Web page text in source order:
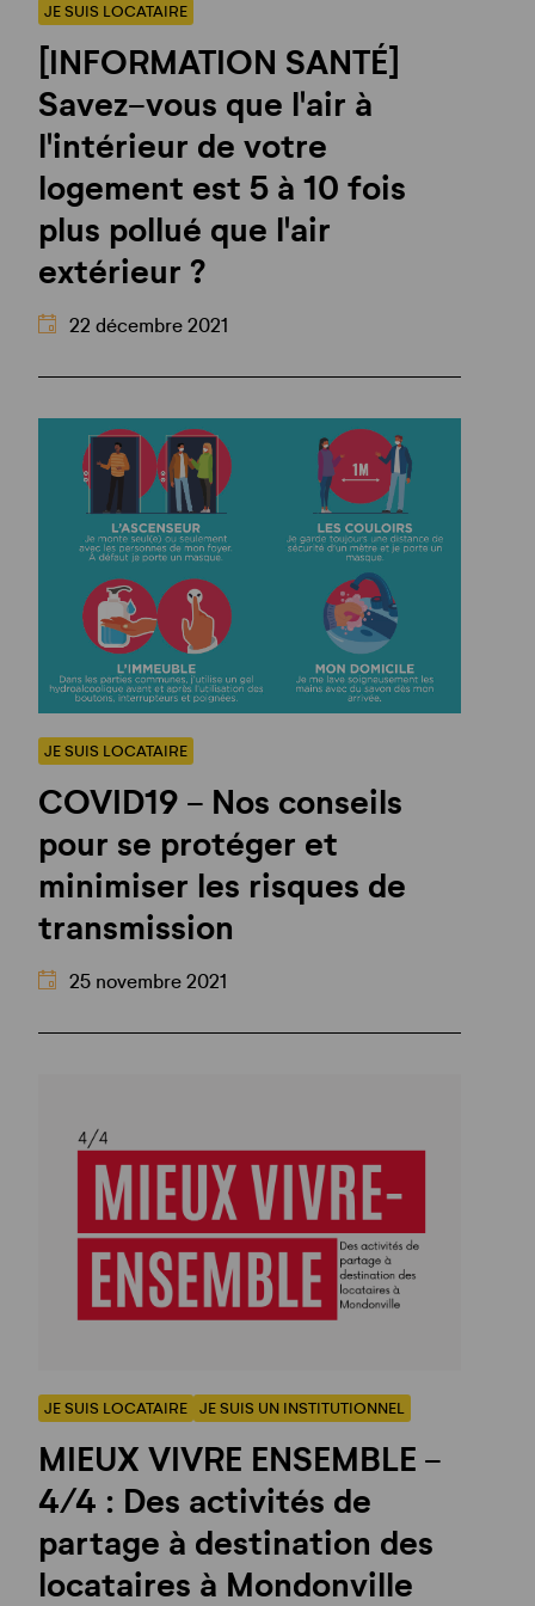
Comment
bien
quitter
logement
paiement
de loyer
assurances
Mes
représentants
JE SUIS LOCATAIRE
[INFORMATION SANTÉ]
Savez-vous que l'air à
l'intérieur de votre
logement est 5 à 10 fois
plus pollué que l'air
extérieur ?
22 décembre 2021
JE SUIS LOCATAIRE
COVID19 - Nos conseils
pour se protéger et
minimiser les risques de
transmission
25 novembre 2021
JE SUIS LOCATAIRE JE SUIS UN INSTITUTIONNEL
MIEUX VIVRE ENSEMBLE -
4/4 : Des activités de
partage à destination des
locataires à Mondonville